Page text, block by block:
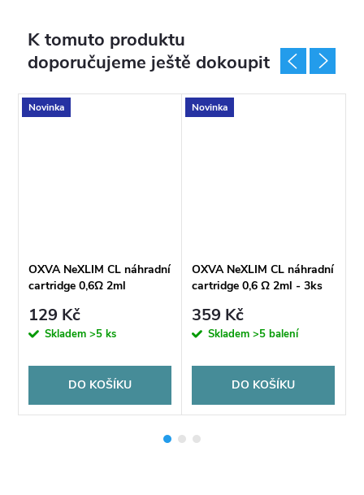
K tomuto produktu
doporučujeme ještě dokoupit
Novinka
OXVA NeXLIM CL náhradní
cartridge 0,6Ω 2ml
129 Kč
Skladem>5 ks
DO KOŠÍKU
Novinka
OXVA NeXLIM CL náhradní
cartridge 0,6 Ω 2ml - 3ks
359 Kč
Skladem>5 balení
DO KOŠÍKU